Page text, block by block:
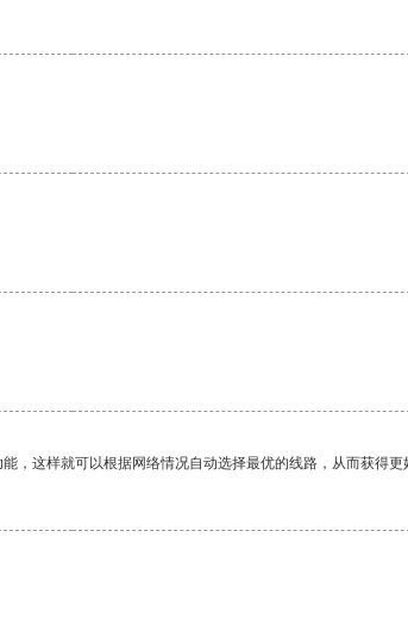
这样就可以根据网络情况自动选择最优的线路，从而获得更